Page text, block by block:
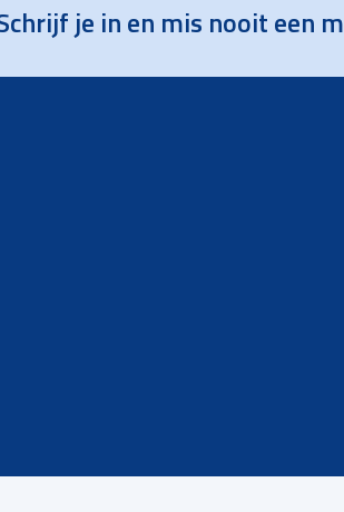
je in en mis nooit een